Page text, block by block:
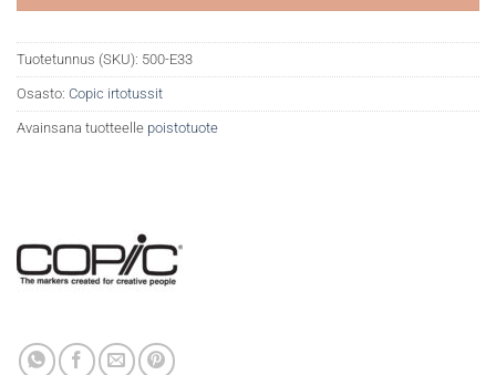
Tuotetunnus (SKU): 500-E33
Osasto: Copic irtotussit
Avainsana tuotteelle poistotuote